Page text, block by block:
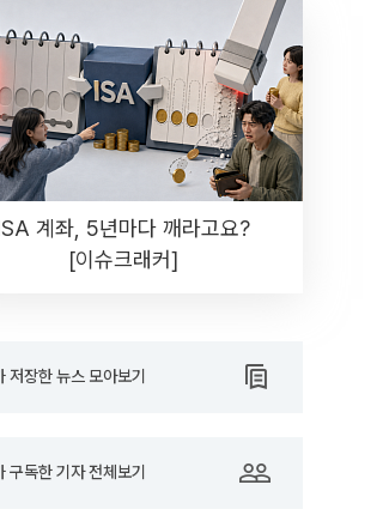
계좌, 5년마다 깨라고요?
[이슈크래커]
저장한 뉴스 모아보기
구독한 기자 전체보기